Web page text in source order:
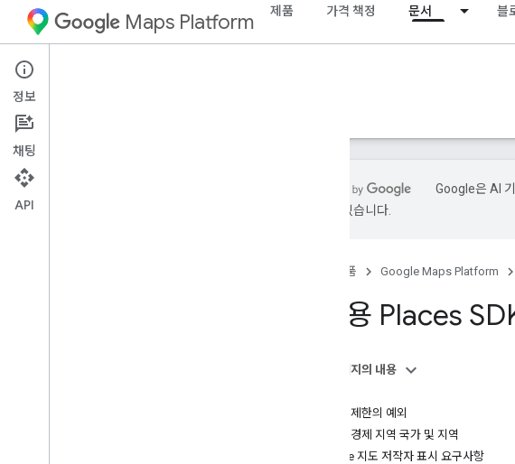
Maps Platform 제품 가격 책정 문서 블
iOS
가이드
Google은 AI
있을 수 있습니다.
제품 Google Maps Platform
OS용 Places
이 페이지의 내용
캐싱 제한의 예외
유럽 경제 지역 국가 및 지역
Google 지도 저작자 표시 요구사항
정보
채팅
API